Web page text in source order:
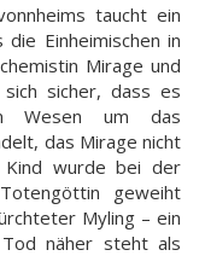
taucht ein
Einheimischen in
Mirage und
sicher, dass es
Wesen um das
das Mirage nicht
wurde bei der
geweiht
Myling – ein
näher steht als